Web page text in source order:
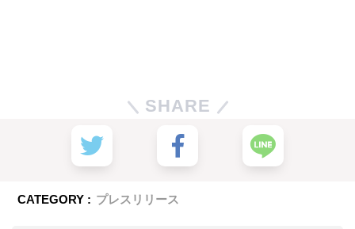
SHARE
CATEGORY : プレスリリース